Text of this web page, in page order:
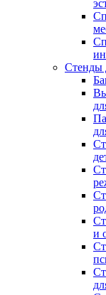
Стенды
и